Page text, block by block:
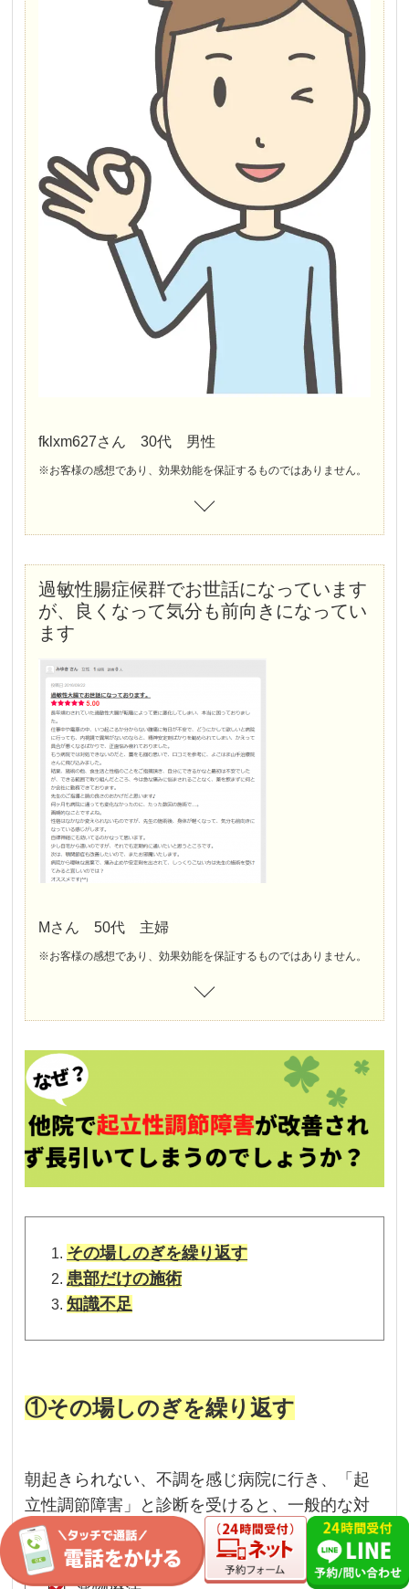
fklxm627さん 30代 男性
※お客様の感想であり、効果効能を保証するものではありません。
過敏性腸症候群でお世話になっています
が、良くなって気分も前向きになってい
ます
Mさん 50代 主婦
※お客様の感想であり、効果効能を保証するものではありません。
その場しのぎを繰り返す
患部だけの施術
知識不足
①その場しのぎを繰り返す
朝起きられない、不調を感じ病院に行き、「起
立性調節障害」と診断を受けると、一般的な対
処方法として、